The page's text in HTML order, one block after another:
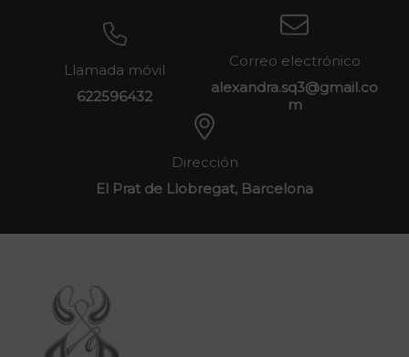
Llamada móvil
622596432
Correo electrónico
alexandra.sq3@gmail.co
m
Dirección
El Prat de Llobregat, Barcelona